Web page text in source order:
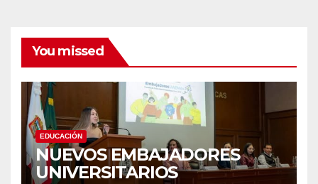
You missed
EDUCACIÓN
NUEVOS EMBAJADORES
UNIVERSITARIOS